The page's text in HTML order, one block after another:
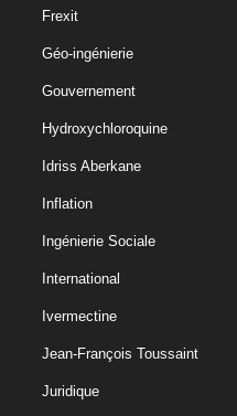
Frexit
Géo-ingénierie
Gouvernement
Hydroxychloroquine
Idriss Aberkane
Inflation
Ingénierie Sociale
International
Ivermectine
Jean-François Toussaint
Juridique